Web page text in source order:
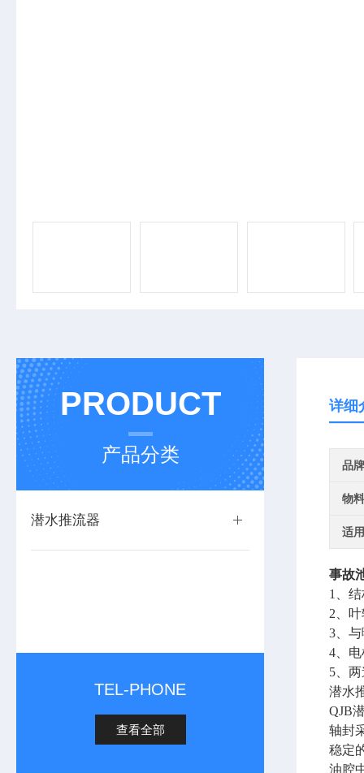
PRODUCT
产品分类
潜水推流器
TEL-PHONE
查看全部
详细
品牌
物
适
事故
1、
2、
3、
4、
5、
潜水
QJB
轴封
稳定
油腔